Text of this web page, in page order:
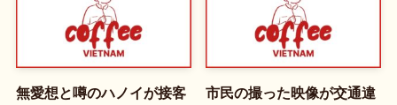
無愛想と噂のハノイが接客
市民の撮った映像が交通違